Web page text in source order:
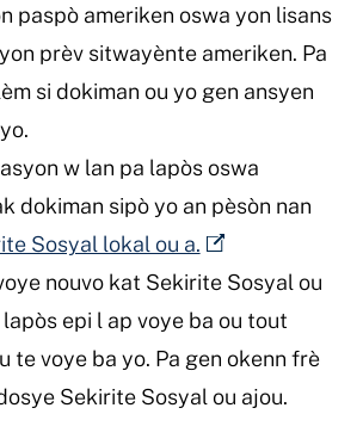
paspò ameriken oswa yon lisans
prèv sitwayènte ameriken. Pa
si dokiman ou yo gen ansyen
w lan pa lapòs oswa
dokiman sipò yo an pèsòn nan
Sosyal lokal ou a.
nouvo kat Sekirite Sosyal ou
lapòs epi l ap voye ba ou tout
te voye ba yo. Pa gen okenn frè
Sekirite Sosyal ou ajou.